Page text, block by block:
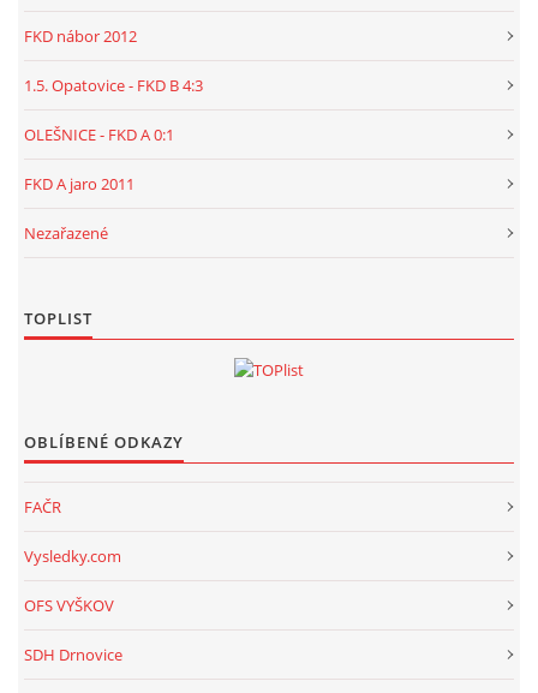
FKD nábor 2012
1.5. Opatovice - FKD B 4:3
OLEŠNICE - FKD A 0:1
FKD A jaro 2011
Nezařazené
TOPLIST
OBLÍBENÉ ODKAZY
FAČR
Vysledky.com
OFS VYŠKOV
SDH Drnovice